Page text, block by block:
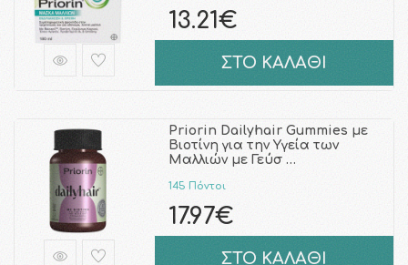
13.21€
ΣΤΟ ΚΑΛΑΘΙ
Priorin Dailyhair Gummies με
Βιοτίνη για την Υγεία των
Μαλλιών με Γεύσ …
145 Πόντοι
17.97€
ΣΤΟ ΚΑΛΑΘΙ